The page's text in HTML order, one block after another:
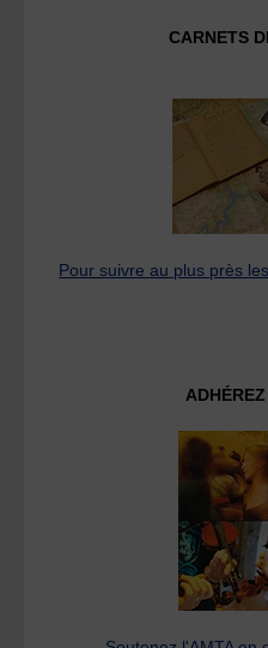
CARNETS
Pour suivre au plus près